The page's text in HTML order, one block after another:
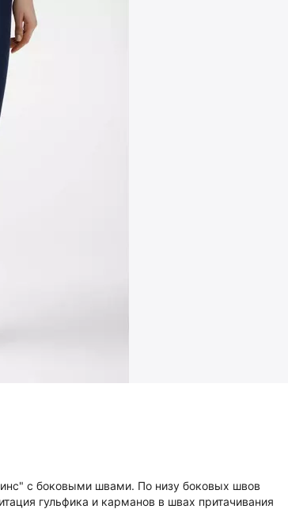
с боковыми швами. По низу боковых швов
гульфика и карманов в швах притачивания